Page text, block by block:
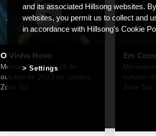
O Vinho Novo
Mensagem do dia 29 de
outubro de 2023 no campus
Zona Sul.
Em
outubro
Zona Sul.
and its associated Hillsong websites.
websites, you permit us to collect and
in accordance with Hillsong's Cookie
Settings